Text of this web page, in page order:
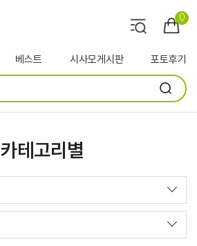
0
베스트 시사모게시판 포토후기
카테고리별